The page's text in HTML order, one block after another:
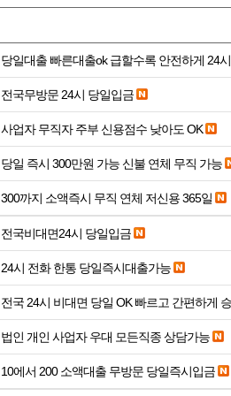
당일대출 빠른대출ok 급할수록 안전하게 24
전국무방문 24시 당일입금
사업자 무직자 주부 신용점수 낮아도 OK
당일 즉시 300만원 가능 신불 연체 무직 가능
300까지 소액즉시 무직 연체 저신용 365일
전국비대면24시 당일입금
24시 전화 한통 당일즉시대출가능
전국 24시 비대면 당일 OK 빠르고 간편하게
법인 개인 사업자 우대 모든직종 상담가능
10에서 200 소액대출 무방문 당일즉시입금